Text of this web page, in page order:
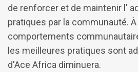
de renforcer et de maintenir l'
pratiques par la communauté.
comportements
les meilleures pratiques sont
d'Ace Africa diminuera.